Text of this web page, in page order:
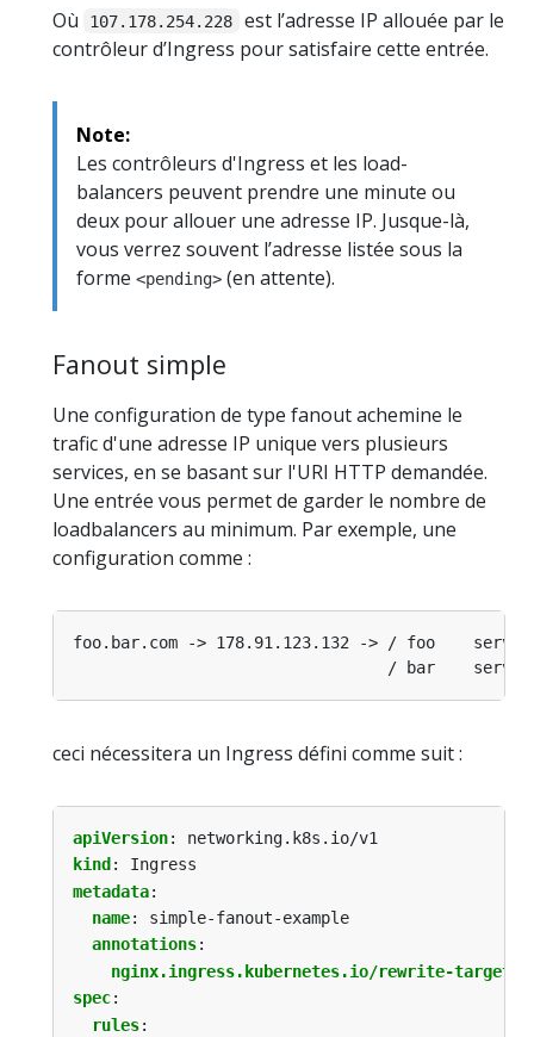
Où 107.178.254.228
est l’adresse IP allouée par le
contrôleur d’Ingress pour satisfaire cette entrée.
Note:
Les contrôleurs d'Ingress et les load-
balancers peuvent prendre une minute ou
deux pour allouer une adresse IP. Jusque-là,
vous verrez souvent l’adresse listée sous la
forme <pending> (en attente).
Fanout simple
Une configuration de type fanout achemine le
trafic d'une adresse IP unique vers plusieurs
services, en se basant sur l'URI HTTP demandée.
Une entrée vous permet de garder le nombre de
loadbalancers au minimum. Par exemple, une
configuration comme :
ceci nécessitera un Ingress défini comme suit :
apiVersion:
networking.k8s.io/v1
kind :
Ingress
metadata:
name:
simple-fanout-example
annotations:
nginx.ingress.kubernetes.io/rewrite-target
spec:
rules: